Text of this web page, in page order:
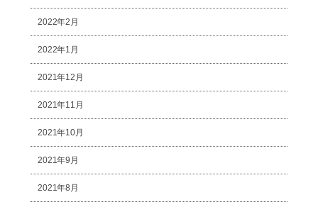
2022年2月
2022年1月
2021年12月
2021年11月
2021年10月
2021年9月
2021年8月